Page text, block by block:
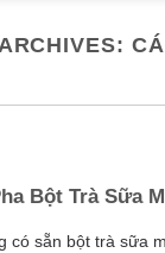
Bột Trà Sữa
có sẵn bột trà sữa